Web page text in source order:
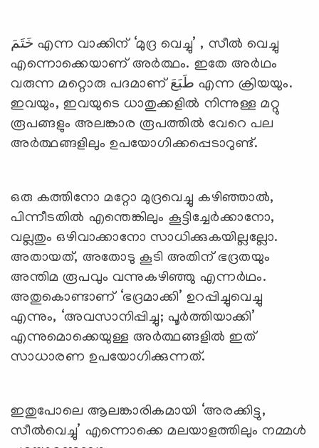
خَتَمَ എന്ന വാക്കിന് ‘മുദ്ര വെച്ചു’ , സീല്‍ വെച്ചു
എന്നൊക്കെയാണ് അര്‍ത്ഥം. ഇതേ അര്‍ഥം
വരുന്ന മറ്റൊരു പദമാണ് طَبَعَ എന്ന ക്രിയയും.
ഇവയും, ഇവയുടെ ധാതുക്കളില്‍ നിന്നുള്ള മറ്റു
രൂപങ്ങളും അലങ്കാര രൂപത്തില്‍ വേറെ പല
അര്‍ത്ഥങ്ങളിലും ഉപയോഗിക്കപ്പെടാറുണ്ട്.
ഒരു കത്തിനോ മറ്റോ മുദ്രവെച്ചു കഴിഞ്ഞാല്‍,
പിന്നീടതില്‍ എന്തെങ്കിലും കൂട്ടിച്ചേര്‍ക്കാനോ,
വല്ലതും ഒഴിവാക്കാനോ സാധിക്കുകയില്ലല്ലോ.
അതായത്, അതോടു കൂടി അതിന് ഭദ്രതയും
അന്തിമ രൂപവും വന്നുകഴിഞ്ഞു എന്നര്‍ഥം.
അതുകൊണ്ടാണ് ‘ഭദ്രമാക്കി’ ഉറപ്പിച്ചുവെച്ചു
എന്നും, ‘അവസാനിപ്പിച്ചു; പൂര്‍ത്തിയാക്കി’
എന്നുമൊക്കെയുള്ള അര്‍ത്ഥങ്ങളില്‍ ഇത്
സാധാരണ ഉപയോഗിക്കുന്നത്.
ഇതുപോലെ ആലങ്കാരികമായി ‘അരക്കിട്ടു,
സീല്‍വെച്ചു’ എന്നൊക്കെ മലയാളത്തിലും നമ്മള്‍